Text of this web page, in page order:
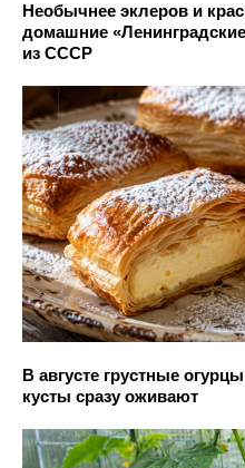
Необычнее эклеров и
домашние
из СССР
В августе грустные
кусты сразу оживают